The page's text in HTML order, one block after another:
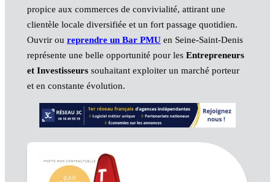
propice aux commerces de convivialité, attirant une
clientèle locale diversifiée et un fort passage quotidien.
Ouvrir ou reprendre un Bar PMUen Seine-Saint-Denis
représente une belle opportunité pour les Entrepreneurs
et Investisseurssouhaitant exploiter un marché porteur
et en constante évolution.